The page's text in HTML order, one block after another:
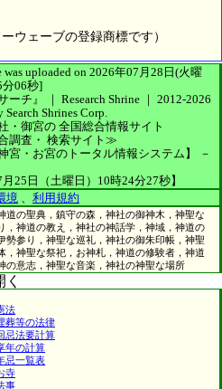
ウェーブの登録商標です）
was uploaded on 2026年07月28日(火曜
分06秒]
ーチ』 ｜ Research Shrine ｜ 2012-2026
Search Shrines Corp.
・御宮の 全国総合情報サイト
調査・ 検索サイト≫
宮・お宮のトータル情報システム】
－
25日（土曜日）10時24分27秒】
境 、 利用規約
道の聖典，鎮守の森，神社の御神木，神聖な
，神道の教え，神社の神話学，神域，神道の
勢参り，神聖な巡礼，神社の御朱印帳，神聖
，神聖な祭祀，お神札，神道の修験者，神道
の意志，神聖な音楽，神社の神聖な場所
法
葬等の法律
忌法要計算
年の計算
忌一覧表
寺
事